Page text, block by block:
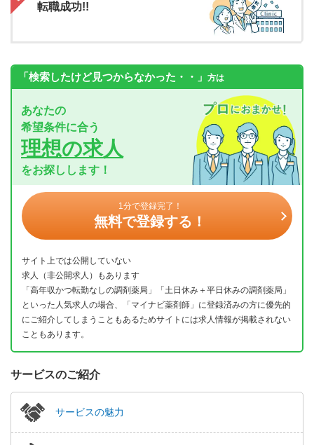
転職成功!!
「検索したけど見つからなかった・・」 方は
あなたの
希望条件に合う
理想の求人
をお探しします！
1分で登録完了！
無料で登録する！
サイト上では公開していない
求人（非公開求人）もあります
「高年収かつ転勤なしの調剤薬局」「土日休み＋平日休みの調剤薬局」
といった人気求人の場合、「マイナビ薬剤師」に登録済みの方に優先的
にご紹介してしまうこともあるためサイトには求人情報が掲載されない
こともあります。
サービスのご紹介
サービスの魅力